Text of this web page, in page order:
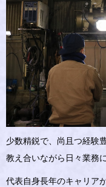
少数精鋭で、尚且つ経験
教え合いながら日々業務
代表自身長年のキャリア